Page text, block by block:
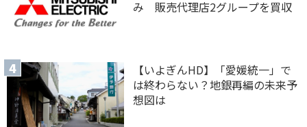
み 販売代理店2グループを買収
【いよぎんHD】「愛媛統一」で
は終わらない？地銀再編の未来予
想図は